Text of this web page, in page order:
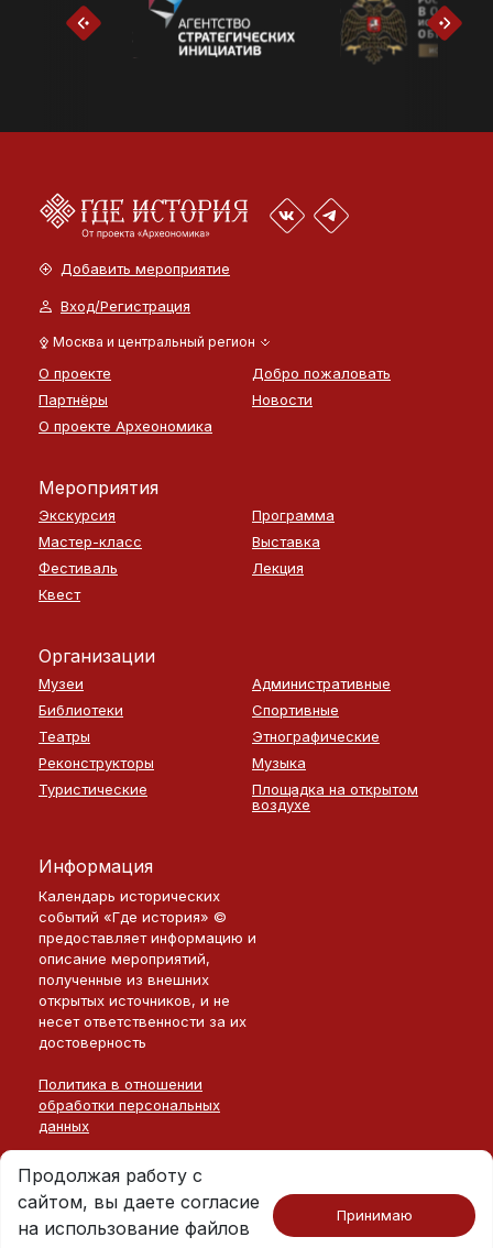
Добавить мероприятие
Вход/Регистрация
Москва и центральный регион
О проекте
Добро пожаловать
Партнёры
Новости
О проекте Археономика
Мероприятия
Экскурсия
Программа
Мастер-класс
Выставка
Фестиваль
Лекция
Квест
Организации
Музеи
Административные
Библиотеки
Спортивные
Театры
Этнографические
Реконструкторы
Музыка
Туристические
Площадка на открытом
воздухе
Информация
Календарь исторических
событий «Где история» ©
предоставляет информацию и
описание мероприятий,
полученные из внешних
открытых источников, и не
несет ответственности за их
достоверность
Политика в отношении
обработки персональных
данных
Продолжая работу с
сайтом, вы даете согласие
на использование файлов
Принимаю